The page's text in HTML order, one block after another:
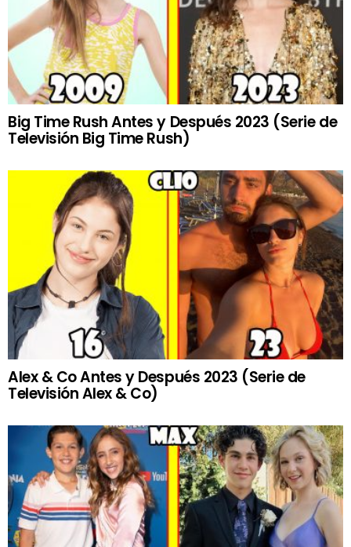
Big Time Rush Antes y Después 2023 (Serie de
Televisión Big Time Rush)
Alex & Co Antes y Después 2023 (Serie de
Televisión Alex & Co)